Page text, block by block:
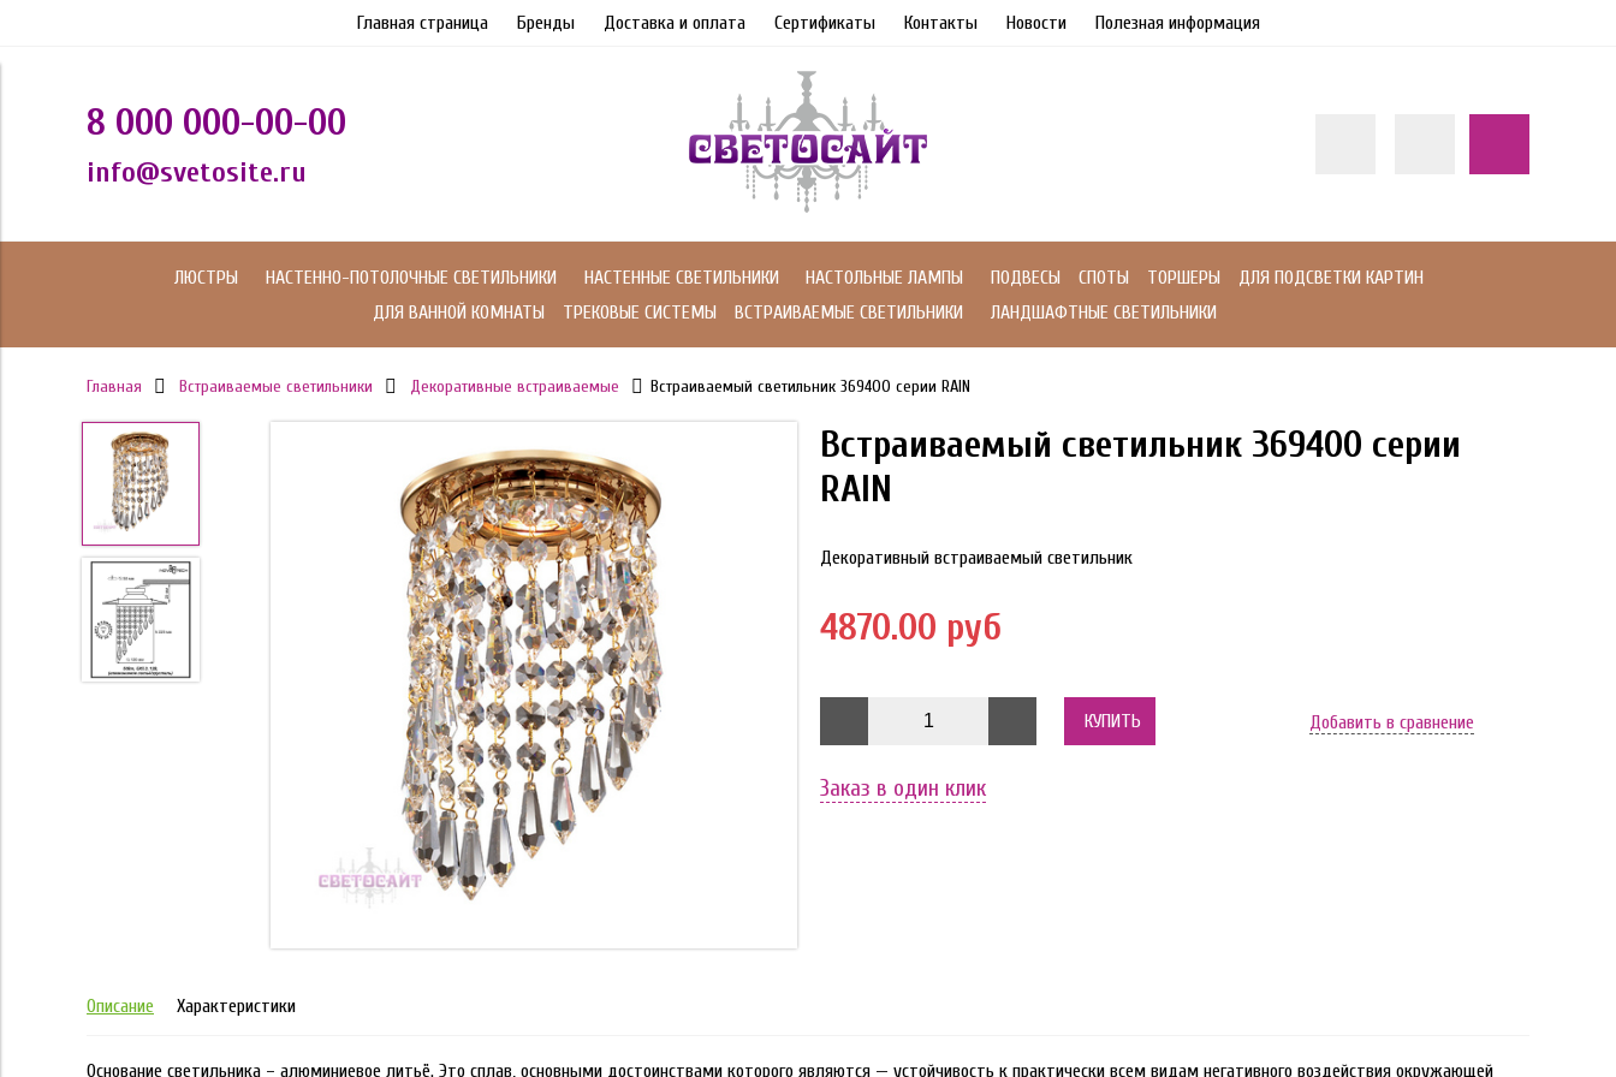
Главная страница Бренды Доставка и оплата Сертификаты Контакты Новости Полезная информация
8 000 000-00-00
info@svetosite.ru
ЛЮСТРЫ НАСТЕННО-ПОТОЛОЧНЫЕ СВЕТИЛЬНИКИ НАСТЕННЫЕ СВЕТИЛЬНИКИ НАСТОЛЬНЫЕ ЛАМПЫ ПОДВЕСЫ СПОТЫ ТОРШЕРЫ
ДЛЯ ПОДСВЕТКИ КАРТИН
ДЛЯ ВАННОЙ КОМНАТЫ
ТРЕКОВЫЕ СИСТЕМЫ ВСТРАИВАЕМЫЕ СВЕТИЛЬНИКИ ЛАНДШАФТНЫЕ СВЕТИЛЬНИКИ
Главная Встраиваемые светильники Декоративные встраиваемые Встраиваемый светильник 369400 серии RAIN
Встраиваемый светильник 369400 серии
RAIN
Декоративный встраиваемый светильник
4870.00 руб
КУПИТЬ Добавить в сравнение
Заказ в один клик
Описание Характеристики
Основание светильника – алюминиевое литьё. Это сплав, основными достоинствами которого являются — устойчивость к практически всем видам негативного воздействия окружающей